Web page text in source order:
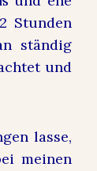
Stunden
ständig
und
lasse,
meinen